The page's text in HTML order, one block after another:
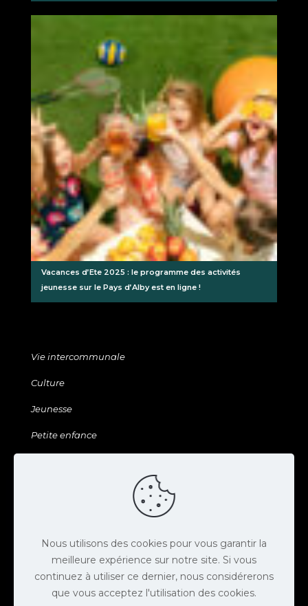
Vacances d’Ete 2025 : le programme des activités
jeunesse sur le Pays d’Alby est en ligne !
Vie intercommunale
Culture
Jeunesse
Petite enfance
Actus
Contact
Espace presse
Nous utilisons des cookies pour vous garantir la
meilleure expérience sur notre site. Si vous
continuez à utiliser ce dernier, nous considérerons
que vous acceptez l'utilisation des cookies.